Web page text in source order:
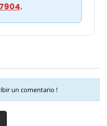
.
un comentario !